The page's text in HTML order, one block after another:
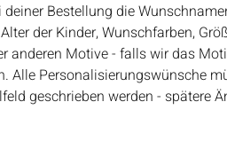
Bestellung die
der Kinder, Wunschfarben,
anderen Motive - falls wir das
Alle Personalisierungswünsche
geschrieben werden - spätere